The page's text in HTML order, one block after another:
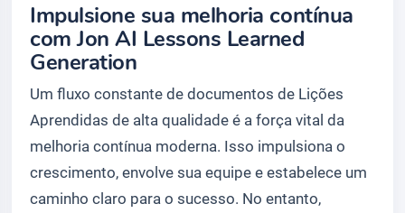
Impulsione sua melhoria contínua
com Jon AI Lessons Learned
Generation
Um fluxo constante de documentos de Lições
Aprendidas de alta qualidade é a força vital da
melhoria contínua moderna. Isso impulsiona o
crescimento, envolve sua equipe e estabelece um
caminho claro para o sucesso. No entanto,